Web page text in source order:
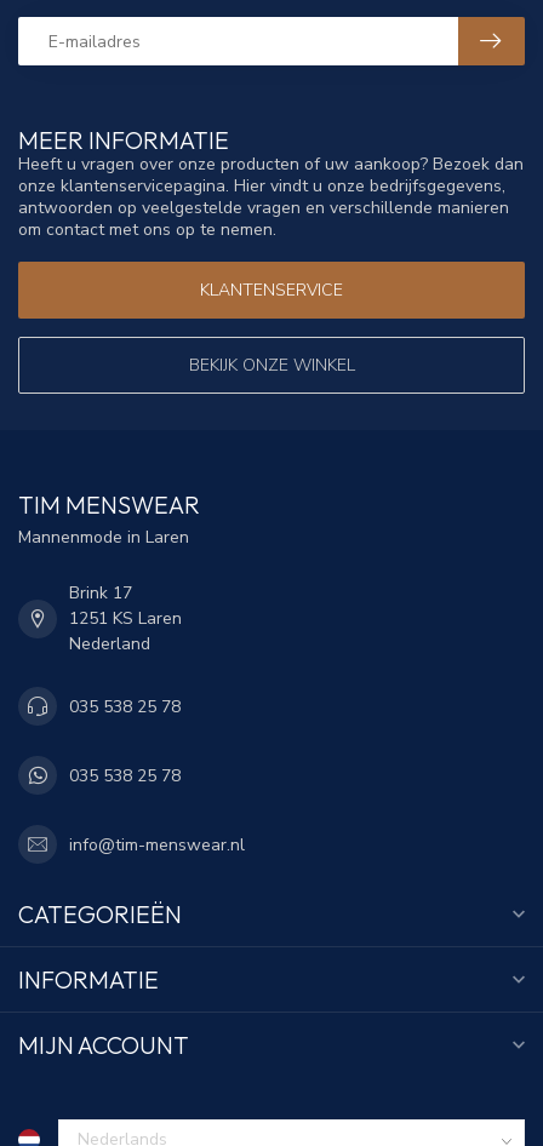
MEER INFORMATIE
Heeft u vragen over onze producten of uw aankoop? Bezoek dan
onze klantenservicepagina. Hier vindt u onze bedrijfsgegevens,
antwoorden op veelgestelde vragen en verschillende manieren
om contact met ons op te nemen.
KLANTENSERVICE
BEKIJK ONZE WINKEL
TIM MENSWEAR
Mannenmode in Laren
Brink 17
1251 KS Laren
Nederland
035 538 25 78
035 538 25 78
info@tim-menswear.nl
CATEGORIEËN
INFORMATIE
MIJN ACCOUNT